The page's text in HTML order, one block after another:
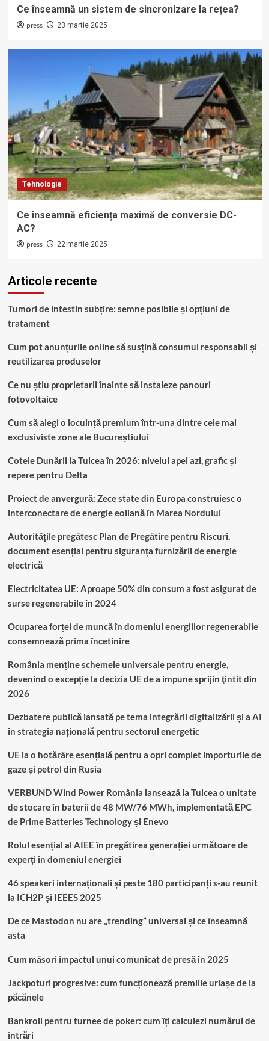
Ce înseamnă un sistem de sincronizare la rețea?
press 23 martie 2025
Tehnologie
Ce înseamnă eficiența maximă de conversie DC-
AC?
press 22 martie 2025
Articole recente
Tumori de intestin subțire: semne posibile și opțiuni de
tratament
Cum pot anunțurile online să susțină consumul responsabil și
reutilizarea produselor
Ce nu știu proprietarii înainte să instaleze panouri
fotovoltaice
Cum să alegi o locuință premium într-una dintre cele mai
exclusiviste zone ale Bucureștiului
Cotele Dunării la Tulcea în 2026: nivelul apei azi, grafic și
repere pentru Delta
Proiect de anvergură: Zece state din Europa construiesc o
interconectare de energie eoliană în Marea Nordului
Autoritățile pregătesc Plan de Pregătire pentru Riscuri,
document esențial pentru siguranța furnizării de energie
electrică
Electricitatea UE: Aproape 50% din consum a fost asigurat de
surse regenerabile în 2024
Ocuparea forței de muncă în domeniul energiilor regenerabile
consemnează prima încetinire
România menține schemele universale pentru energie,
devenind o excepție la decizia UE de a impune sprijin ţintit din
2026
Dezbatere publică lansată pe tema integrării digitalizării și a AI
în strategia națională pentru sectorul energetic
UE ia o hotărâre esențială pentru a opri complet importurile de
gaze și petrol din Rusia
VERBUND Wind Power România lansează la Tulcea o unitate
de stocare în baterii de 48 MW/76 MWh, implementată EPC
de Prime Batteries Technology și Enevo
Rolul esențial al AIEE în pregătirea generației următoare de
experți în domeniul energiei
46 speakeri internaționali și peste 180 participanți s-au reunit
la ICH2P și IEEES 2025
De ce Mastodon nu are „trending” universal și ce înseamnă
asta
Cum măsori impactul unui comunicat de presă în 2025
Jackpoturi progresive: cum funcționează premiile uriașe de la
păcănele
Bankroll pentru turnee de poker: cum îți calculezi numărul de
intrări